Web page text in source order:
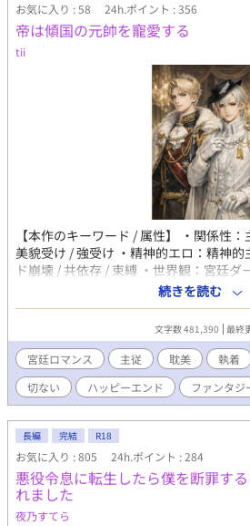
お気に入り : 58 24h.ポイント : 356
帝は傾国の元帥を寵愛する
tii
【本作のキーワード / 属性】 ・関係性
美貌受け / 強受け ・精神的エロ：精神的
ド崩壊 / 共依存 / 束縛 ・世界観：宮廷ダ
係 / 期限付き契約 / シリアス 傾国の美貌
にいるのに、触れられない理由がある
ら、何だっていい」 その言葉の重さに
か。 気づいていたなら、なぜ——。 権
れ違い続ける二人の傍らで、もう一組の
く。 訳ありの過去を隠した男と、不器用
なくて愛おしい日々。 二組の恋と、一
続きを読む
文字数 481,390 最終
宮廷ロマンス 主従 耽美 執着
切ない
ハッピーエンド ファンタジ
長編 完結 R18
お気に入り : 805 24h.ポイント : 284
悪役令息に転生したら僕を断罪す
れました
夜乃すてら